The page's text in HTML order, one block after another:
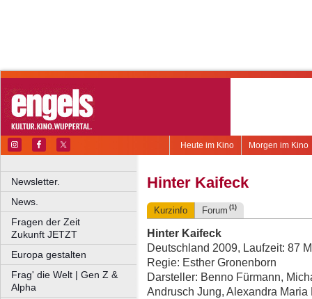
Morgen im Kino
Heute im Kino
Newsletter.
News.
Fragen der Zeit
Zukunft JETZT
Europa gestalten
Frag' die Welt | Gen Z &
Alpha
Hinter Kaifeck
Kurzinfo Forum (1)
Hinter Kaifeck
Deutschland 2009, Laufzeit: 87
Regie: Esther Gronenborn
Darsteller: Benno Fürmann,
Andrusch Jung, Alexandra Maria